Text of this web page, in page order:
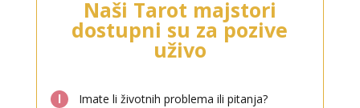
Naši Tarot majstori
dostupni su za pozive
uživo
l Imate li životnih problema ili pitanja?
Tarot savjetnik je zauzet
TEHNIKE:astrologija, sudbinske karte, tarot